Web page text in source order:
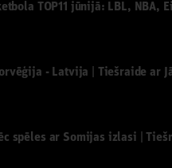
TOP11 jūnijā: LBL, NBA,
- Latvija | Tiešraide ar
spēles ar Somijas izlasi |